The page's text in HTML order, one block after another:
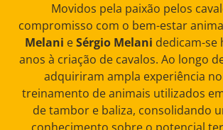
Movidos pela paixão pelos
compromisso com o bem-estar
Melani eSérgio Melani dedicam-se
anos à criação de cavalos. Ao longo
adquiriram ampla experiência
treinamento de animais utilizados
de tambor e baliza, consolidando